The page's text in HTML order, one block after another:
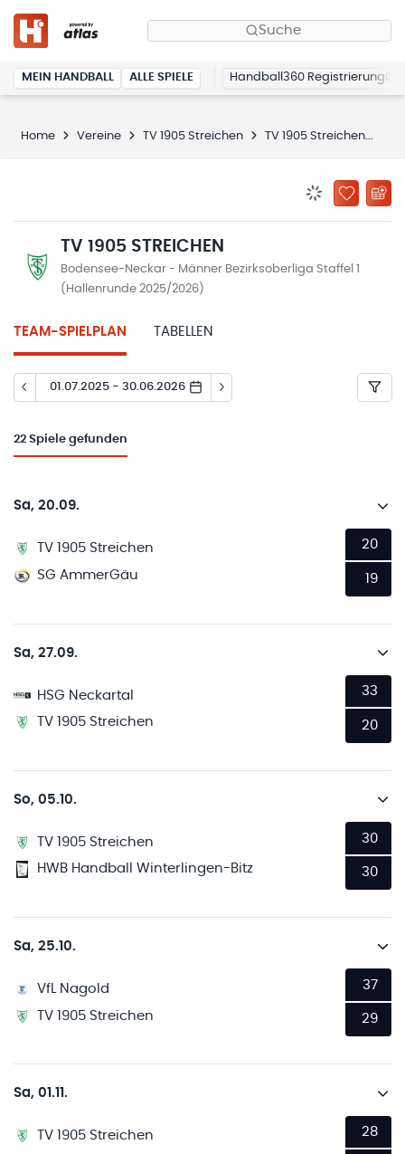
Suche
MEIN HANDBALL ALLE SPIELE Handball360 Registrierung
Home Vereine TV 1905 Streichen TV 1905 Streichen
ZU
TV 1905 STREICHEN
Bodensee-Neckar - Männer Bezirksoberliga Staffel 1
(Hallenrunde 2025/2026)
TEAM-SPIELPLAN TABELLEN
01.07.2025 - 30.06.2026
22 Spiele gefunden
Sa, 20.09.
TV 1905 Streichen
SG AmmerGäu
20
19
Sa, 27.09.
HSG Neckartal
TV 1905 Streichen
33
20
So, 05.10.
TV 1905 Streichen
HWB Handball Winterlingen-Bitz
30
30
Sa, 25.10.
VfL Nagold
TV 1905 Streichen
37
29
Sa, 01.11.
TV 1905 Streichen
28